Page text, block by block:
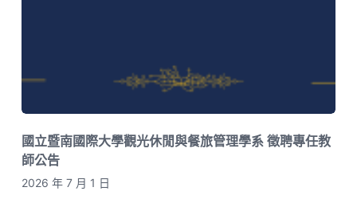
國立暨南國際大學觀光休閒與餐旅管理學系 徵聘專任教
師公告
2026 年 7 月 1 日